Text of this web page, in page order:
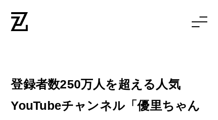
登録者数250万人を超える人気
YouTubeチャンネル「優里ちゃん